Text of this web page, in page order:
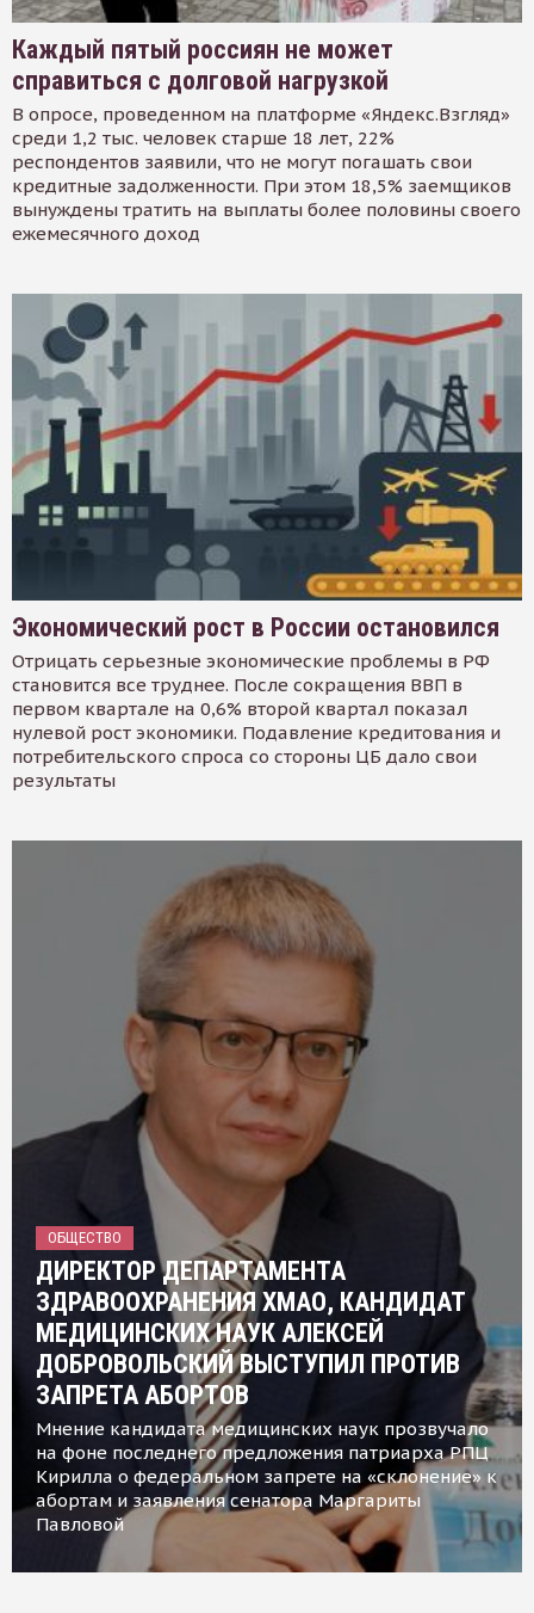
Каждый пятый россиян не может
справиться с долговой нагрузкой
В опросе, проведенном на платформе «Яндекс.Взгляд»
среди 1,2 тыс. человек старше 18 лет, 22%
респондентов заявили, что не могут погашать свои
кредитные задолженности. При этом 18,5% заемщиков
вынуждены тратить на выплаты более половины своего
ежемесячного доход
Экономический рост в России остановился
Отрицать серьезные экономические проблемы в РФ
становится все труднее. После сокращения ВВП в
первом квартале на 0,6% второй квартал показал
нулевой рост экономики. Подавление кредитования и
потребительского спроса со стороны ЦБ дало свои
результаты
ОБЩЕСТВО
ДИРЕКТОР ДЕПАРТАМЕНТА
ЗДРАВООХРАНЕНИЯ ХМАО, КАНДИДАТ
МЕДИЦИНСКИХ НАУК АЛЕКСЕЙ
ДОБРОВОЛЬСКИЙ ВЫСТУПИЛ ПРОТИВ
ЗАПРЕТА АБОРТОВ
Мнение кандидата медицинских наук прозвучало
на фоне последнего предложения патриарха РПЦ
Кирилла о федеральном запрете на «склонение» к
абортам и заявления сенатора Маргариты
Павловой